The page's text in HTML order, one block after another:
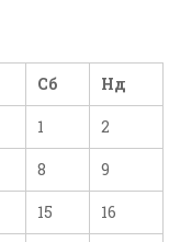
Сб Нд
1 2
8 9
15 16